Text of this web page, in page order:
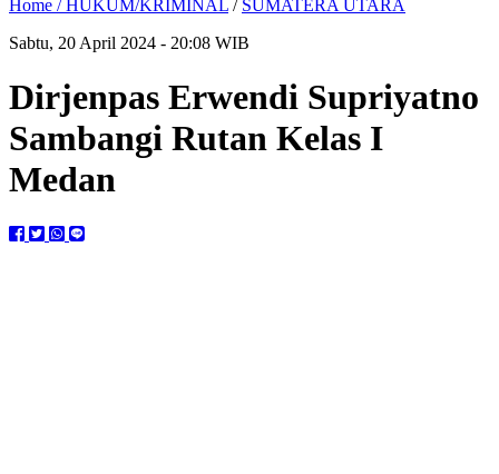
Home /HUKUM/KRIMINAL / SUMATERA UTARA
Sabtu, 20 April 2024 - 20:08 WIB
Dirjenpas Erwendi Supriyatno
Sambangi Rutan Kelas I
Medan